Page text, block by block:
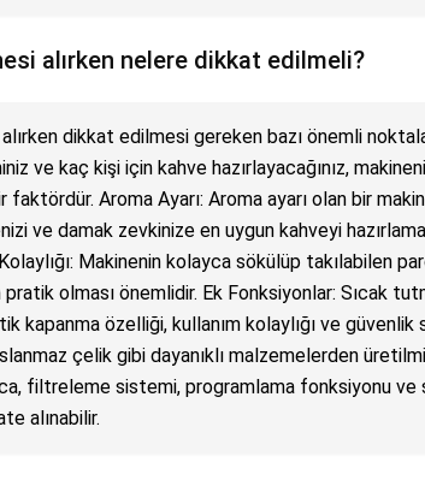
alırken nelere dikkat edilmeli?
dikkat edilmesi gereken bazı önemli
ve kaç kişi için kahve hazırlayacağınız,
Aroma Ayarı: Aroma ayarı olan bir
ve damak zevkinize en uygun kahveyi
Makinenin kolayca sökülüp takılabilen
olması önemlidir. Ek Fonksiyonlar: Sıcak
kapanma özelliği, kullanım kolaylığı ve güvenlik
çelik gibi dayanıklı malzemelerden
filtreleme sistemi, programlama fonksiyonu ve
alınabilir.